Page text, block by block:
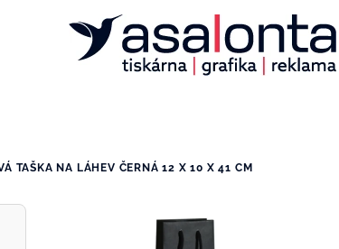
TAŠKA NA LÁHEV ČERNÁ 12 X 10 X 41 CM